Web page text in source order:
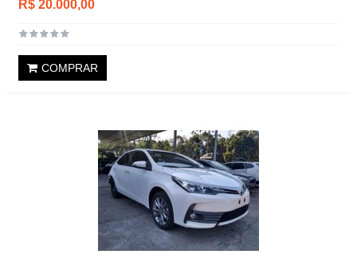
R$ 20.000,00
COMPRAR